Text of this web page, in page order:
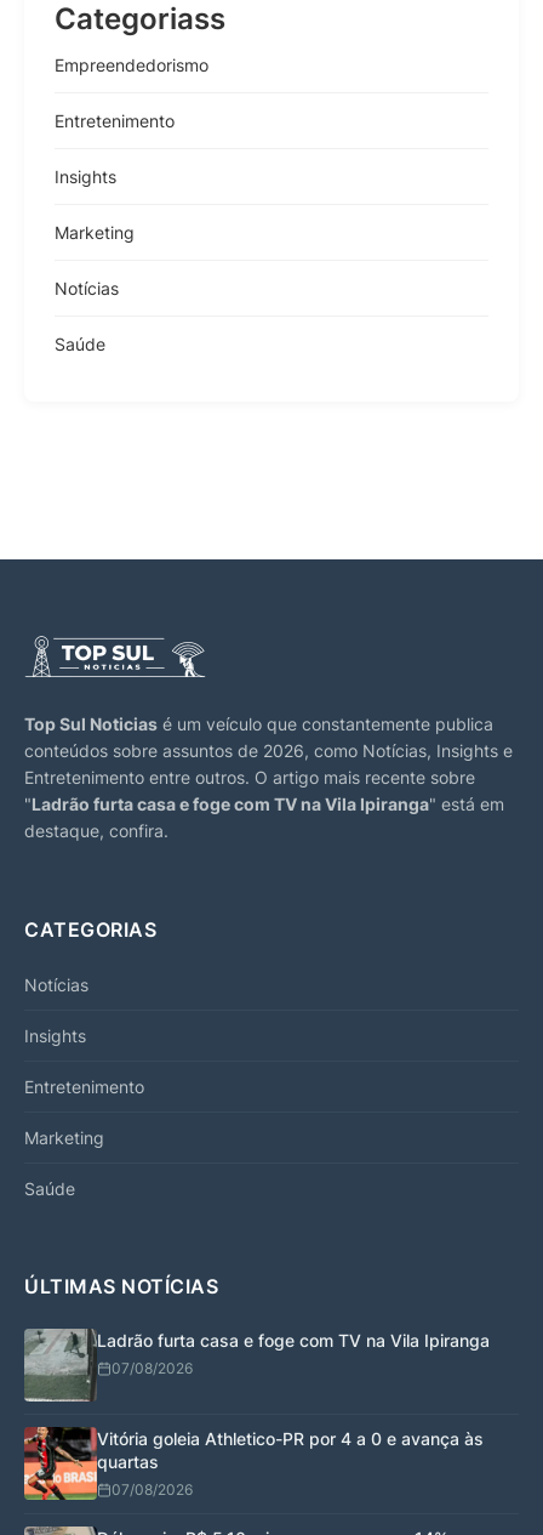
Categoriass
Empreendedorismo
Entretenimento
Insights
Marketing
Notícias
Saúde
Top Sul Noticias é um veículo que constantemente publica
conteúdos sobre assuntos de 2026, como Notícias, Insights e
Entretenimento entre outros. O artigo mais recente sobre
"Ladrão furta casa e foge com TV na Vila Ipiranga" está em
destaque, confira.
CATEGORIAS
Notícias
Insights
Entretenimento
Marketing
Saúde
ÚLTIMAS NOTÍCIAS
Ladrão furta casa e foge com TV na Vila Ipiranga
07/08/2026
Vitória goleia Athletico-PR por 4 a 0 e avança às
quartas
07/08/2026